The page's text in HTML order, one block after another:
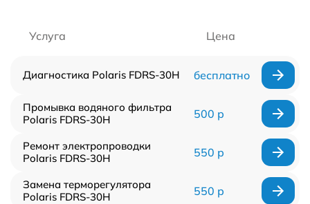
Услуга Цена
Диагностика Polaris FDRS-30H бесплатно
Промывка водяного фильтра
Polaris FDRS-30H
500 р
Ремонт электропроводки
Polaris FDRS-30H
550 р
Замена терморегулятора
Polaris FDRS-30H
550 р